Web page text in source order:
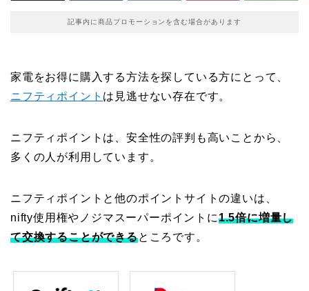
記事内に商品プロモーションを含む場合があります
家電をお得に購入する方法を探している方にとって、
ニフティポイント は見逃せない存在です。
ニフティポイントは、安全性の評判も高いことから、
多くの人が利用しています。
ニフティポイントと他のポイントサイトの違いは、
nifty使用権やノジマスーパーポイントに1.5倍に増量し
て交換することができるところです。